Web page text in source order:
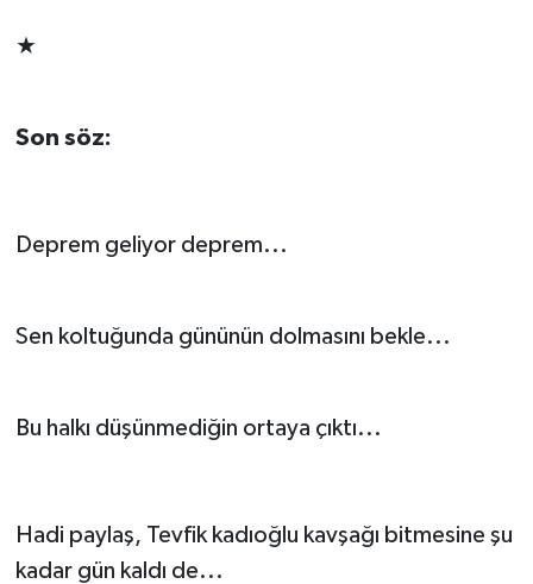
★
Son söz:
Deprem geliyor deprem...
Sen koltuğunda gününün dolmasını bekle...
Bu halkı düşünmediğin ortaya çıktı...
Hadi paylaş, Tevfik kadıoğlu kavşağı bitmesine şu
kadar gün kaldı de...